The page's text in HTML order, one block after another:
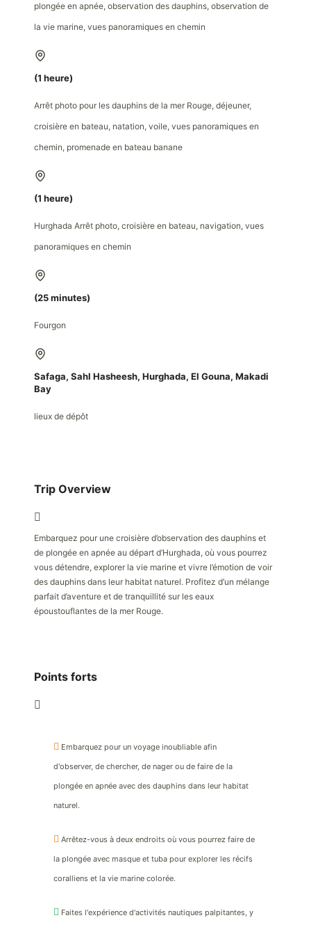
plongée en apnée, observation des dauphins, observation de
la vie marine, vues panoramiques en chemin
(1 heure)
Arrêt photo pour les dauphins de la mer Rouge, déjeuner,
croisière en bateau, natation, voile, vues panoramiques en
chemin, promenade en bateau banane
(1 heure)
Hurghada Arrêt photo, croisière en bateau, navigation, vues
panoramiques en chemin
(25 minutes)
Fourgon
Safaga, Sahl Hasheesh, Hurghada, El Gouna, Makadi
Bay
lieux de dépôt
Trip Overview
Embarquez pour une croisière d’observation des dauphins et
de plongée en apnée au départ d’Hurghada, où vous pourrez
vous détendre, explorer la vie marine et vivre l’émotion de voir
des dauphins dans leur habitat naturel. Profitez d’un mélange
parfait d’aventure et de tranquillité sur les eaux
époustouflantes de la mer Rouge.
Points forts
Embarquez pour un voyage inoubliable afin
d'observer, de chercher, de nager ou de faire de la
plongée en apnée avec des dauphins dans leur habitat
naturel.
Arrêtez-vous à deux endroits où vous pourrez faire de
la plongée avec masque et tuba pour explorer les récifs
coralliens et la vie marine colorée.
Faites l'expérience d'activités nautiques palpitantes, y